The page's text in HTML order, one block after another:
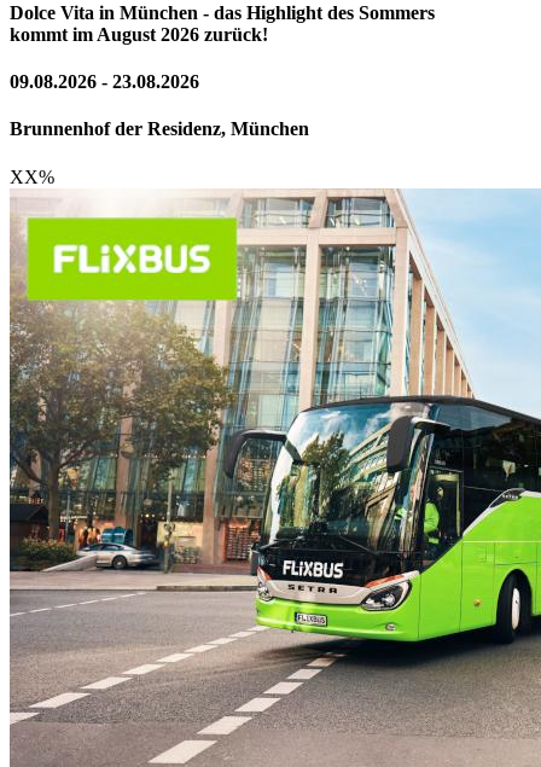
Dolce Vita in München - das Highlight des Sommers
kommt im August 2026 zurück!
09.08.2026 - 23.08.2026
Brunnenhof der Residenz, München
XX%